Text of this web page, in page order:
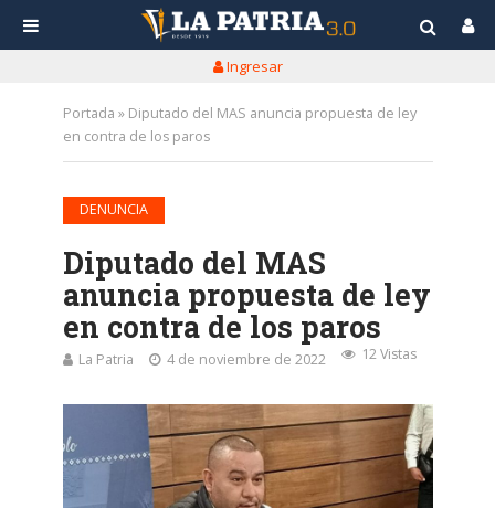
Ingresar
Portada » Diputado del MAS anuncia propuesta de ley
en contra de los paros
DENUNCIA
Diputado del MAS
anuncia propuesta de ley
en contra de los paros
La Patria 4 de noviembre de 2022 12 Vistas